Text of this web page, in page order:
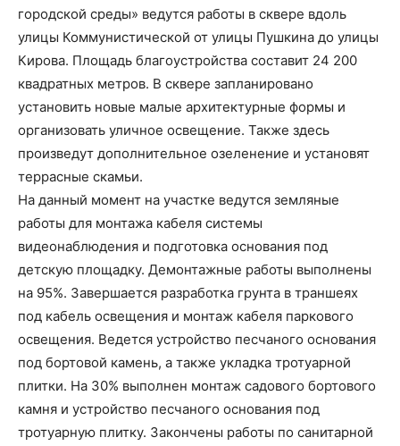
городской среды» ведутся работы в сквере вдоль
улицы Коммунистической от улицы Пушкина до улицы
Кирова. Площадь благоустройства составит 24 200
квадратных метров. В сквере запланировано
установить новые малые архитектурные формы и
организовать уличное освещение. Также здесь
произведут дополнительное озеленение и установят
террасные скамьи.
На данный момент на участке ведутся земляные
работы для монтажа кабеля системы
видеонаблюдения и подготовка основания под
детскую площадку. Демонтажные работы выполнены
на 95%. Завершается разработка грунта в траншеях
под кабель освещения и монтаж кабеля паркового
освещения. Ведется устройство песчаного основания
под бортовой камень, а также укладка тротуарной
плитки. На 30% выполнен монтаж садового бортового
камня и устройство песчаного основания под
тротуарную плитку. Закончены работы по санитарной